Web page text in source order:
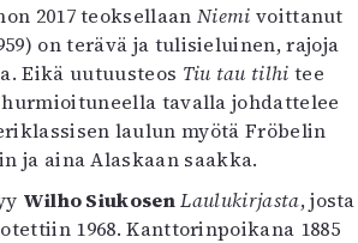
Näyttelyt
Musiikki
Levyt
Kuvataide
Kirjat
In English
Esitystaide
Arkisto
2017 teoksellaanNiemi voittanut
on terävä ja tulisieluinen, rajoja
Eikä uutuusteos Tiu tau tilhi tee
tavalla johdattelee
laulun myötä Fröbelin
ja aina Alaskaan saakka.
Wilho SiukosenLaulukirjasta, josta
1968. Kanttorinpoikana 1885